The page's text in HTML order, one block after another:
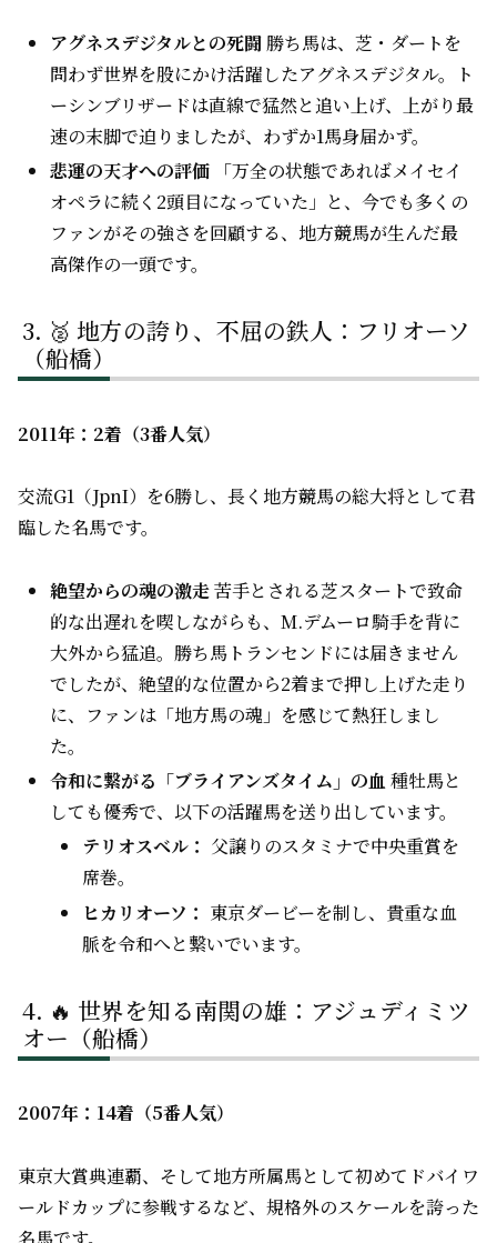
アグネスデジタルとの死闘 勝ち馬は、芝・ダートを
問わず世界を股にかけ活躍したアグネスデジタル。ト
ーシンブリザードは直線で猛然と追い上げ、上がり最
速の末脚で迫りましたが、わずか1馬身届かず。
悲運の天才への評価 「万全の状態であればメイセイ
オペラに続く2頭目になっていた」と、今でも多くの
ファンがその強さを回顧する、地方競馬が生んだ最
高傑作の一頭です。
🥈 地方の誇り、不屈の鉄人：フリオーソ
（船橋）
2011年：2着（3番人気）
交流G1（JpnI）を6勝し、長く地方競馬の総大将として君
臨した名馬です。
絶望からの魂の激走苦手とされる芝スタートで致命
的な出遅れを喫しながらも、M.デムーロ騎手を背に
大外から猛追。勝ち馬トランセンドには届きません
でしたが、絶望的な位置から2着まで押し上げた走り
に、ファンは「地方馬の魂」を感じて熱狂しまし
た。
令和に繋がる「ブライアンズタイム」の血 種牡馬と
しても優秀で、以下の活躍馬を送り出しています。
テリオスベル： 父譲りのスタミナで中央重賞を
席巻。
ヒカリオーソ： 東京ダービーを制し、貴重な血
脈を令和へと繋いでいます。
🔥 世界を知る南関の雄：アジュディミツ
オー（船橋）
2007年：14着（5番人気）
東京大賞典連覇、そして地方所属馬として初めてドバイワ
ールドカップに参戦するなど、規格外のスケールを誇った